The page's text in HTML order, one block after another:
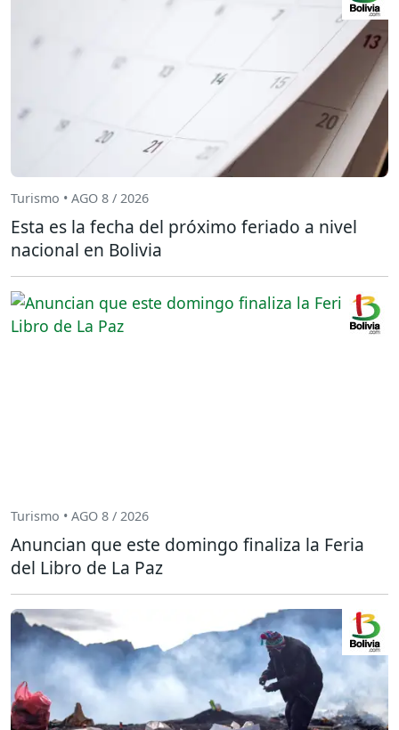
Turismo • AGO 8 / 2026
Esta es la fecha del próximo feriado a nivel
nacional en Bolivia
Turismo • AGO 8 / 2026
Anuncian que este domingo finaliza la Feria
del Libro de La Paz